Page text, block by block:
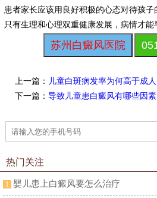
患者家长应该用良好积极的心态对待孩子
只有生理和心理双重健康发展，病情才能
苏州白癜风医院
上一篇： 儿童白斑病发率为何高于成人
下一篇：导致儿童患白癜风有哪些因素
热门关注
1 婴儿患上白癜风要怎么治疗